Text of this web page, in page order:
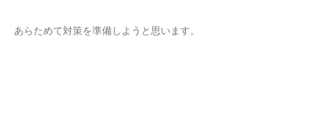
あらためて対策を準備しようと思います。